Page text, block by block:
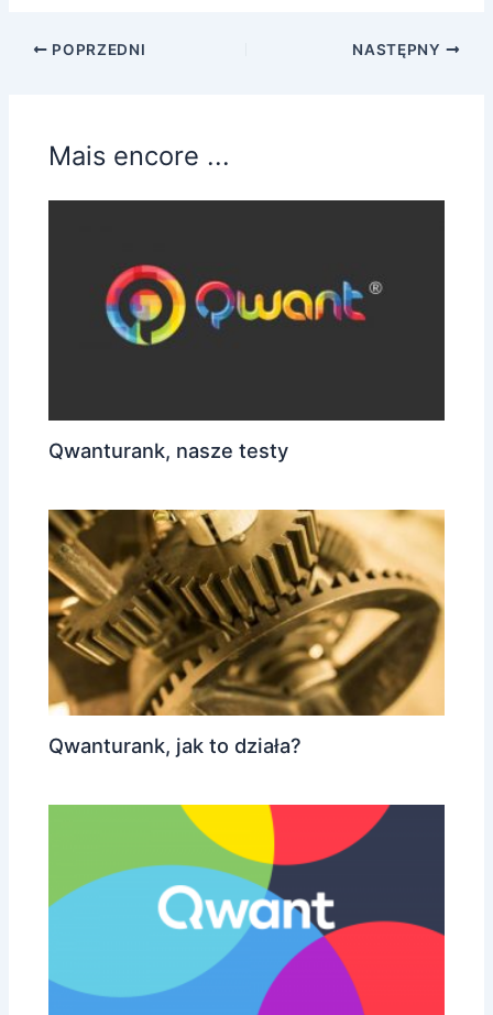
POPRZEDNI NASTĘPNY
Mais encore ...
Qwanturank, nasze testy
Qwanturank, jak to działa?